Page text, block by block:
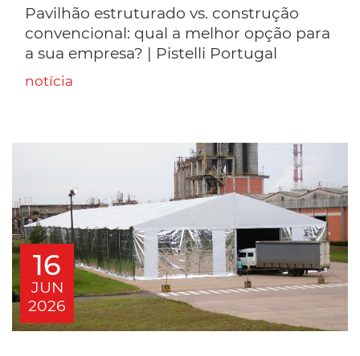
Pavilhão estruturado vs. construção
convencional: qual a melhor opção para
a sua empresa? | Pistelli Portugal
notícia
16
JUN
2026